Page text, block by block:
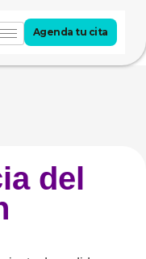
Agenda tu cita
del